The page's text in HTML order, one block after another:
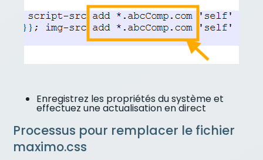
Enregistrez les propriétés du système et
effectuez une actualisation en direct
Processus pour remplacer le fichier
maximo.css